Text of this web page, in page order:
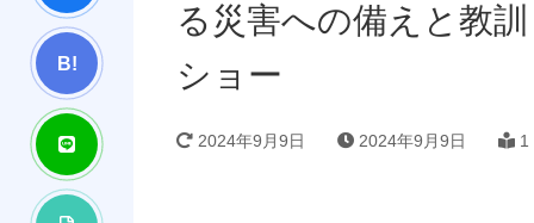
B!
る災害への備えと教
ショー
2024年9月9日 2024年9月9日 1